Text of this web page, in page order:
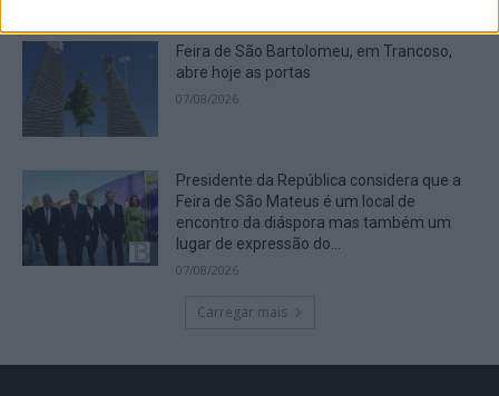
Feira de São Bartolomeu, em Trancoso,
abre hoje as portas
07/08/2026
Presidente da República considera que a
Feira de São Mateus é um local de
encontro da diáspora mas também um
lugar de expressão do...
07/08/2026
Carregar mais